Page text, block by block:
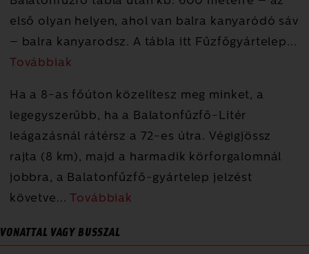
első olyan helyen, ahol van balra kanyaródó sáv
– balra kanyarodsz. A tábla itt Fűzfőgyártelep...
Továbbiak
Ha a 8-as főúton közelítesz meg minket, a
legegyszerűbb, ha a Balatonfűzfő-Litér
leágazásnál rátérsz a 72-es útra. Végigjössz
rajta (8 km), majd a harmadik körforgalomnál
jobbra, a Balatonfűzfő-gyártelep jelzést
követve... Továbbiak
VONATTAL VAGY BUSSZAL